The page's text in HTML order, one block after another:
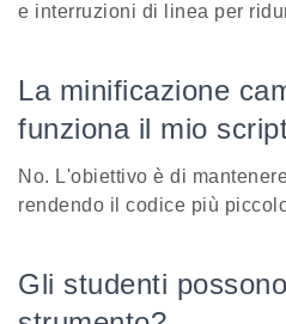
e interruzioni di linea per
La minificazione
funziona il mio
No. L'obiettivo è di
rendendo il codice più
Gli studenti